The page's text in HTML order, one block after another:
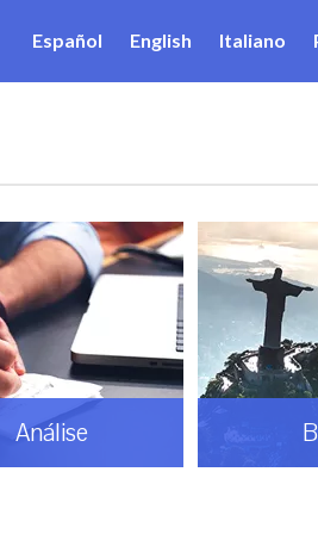
Español English Italiano
Análise